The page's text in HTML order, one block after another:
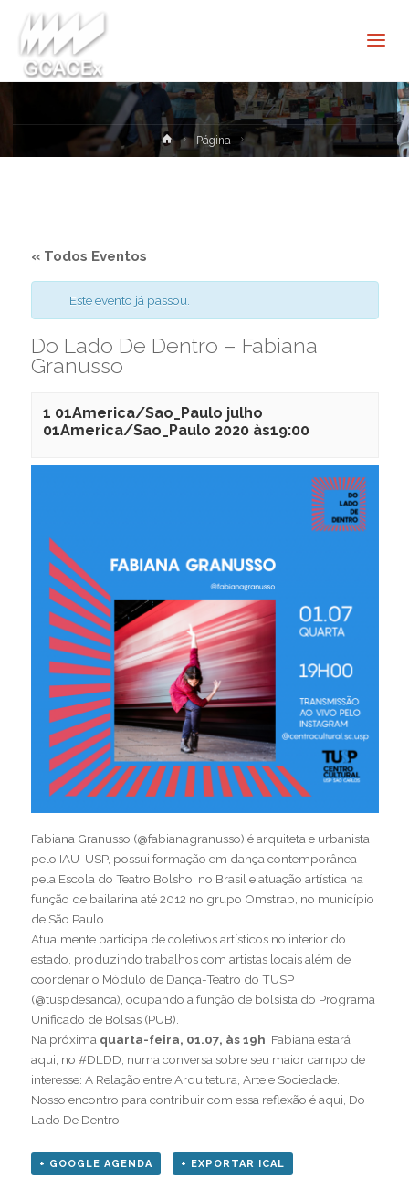
HomePágina
« Todos Eventos
Este evento já passou.
Do Lado De Dentro – Fabiana
Granusso
1 01America/Sao_Paulo julho
01America/Sao_Paulo 2020 às19:00
Fabiana Granusso (@fabianagranusso) é arquiteta e urbanista
pelo IAU-USP, possui formação em dança contemporânea
pela Escola do Teatro Bolshoi no Brasil e atuação artística na
função de bailarina até 2012 no grupo Omstrab, no município
de São Paulo.
Atualmente participa de coletivos artísticos no interior do
estado, produzindo trabalhos com artistas locais além de
coordenar o Módulo de Dança-Teatro do TUSP
(@tuspdesanca), ocupando a função de bolsista do Programa
Unificado de Bolsas (PUB).
Na próxima quarta-feira, 01.07, às 19h, Fabiana estará
aqui, no #DLDD, numa conversa sobre seu maior campo de
interesse: A Relação entre Arquitetura, Arte e Sociedade.
Nosso encontro para contribuir com essa reflexão é aqui, Do
Lado De Dentro.
+ GOOGLE AGENDA + EXPORTAR ICAL